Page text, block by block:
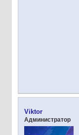
Viktor
Администратор